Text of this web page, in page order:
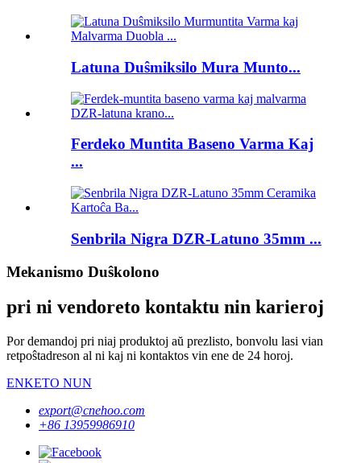
Latuna Duŝmiksilo Mura Munto...
Ferdeko Muntita Baseno Varma Kaj
...
Senbrila Nigra DZR-Latuno 35mm ...
Mekanismo Duŝkolono
pri ni vendoreto kontaktu nin karieroj
Por demandoj pri niaj produktoj aŭ prezlisto, bonvolu lasi vian
retpoŝtadreson al ni kaj ni kontaktos vin ene de 24 horoj.
ENKETO NUN
export@cnehoo.com
+86 13959986910